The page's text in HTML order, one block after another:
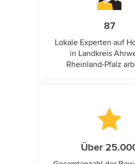
87
Lokale Experten auf
in Landkreis
Rheinland-Pfalz
Über